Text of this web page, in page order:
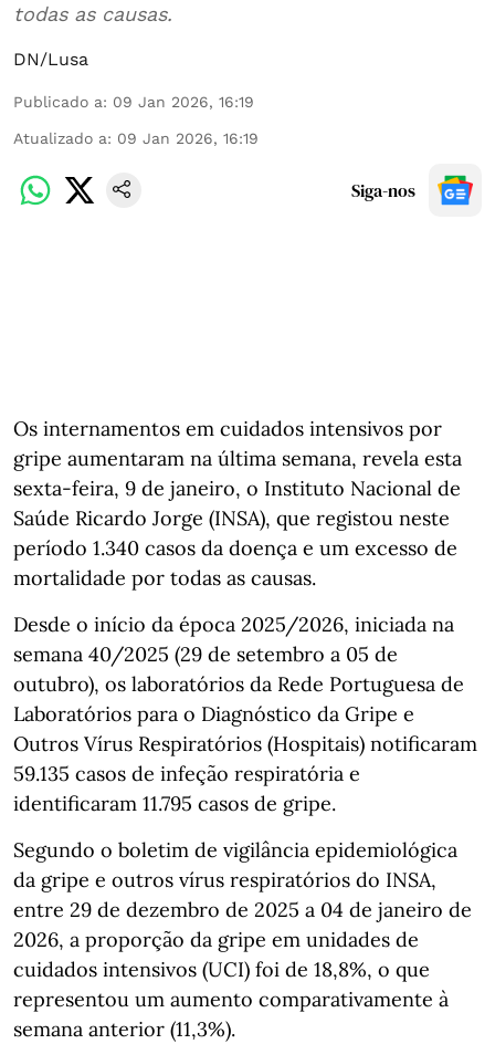
todas as causas.
DN/Lusa
Publicado a: 09 Jan 2026, 16:19
Atualizado a: 09 Jan 2026, 16:19
Siga-nos
Os internamentos em cuidados intensivos por
gripe aumentaram na última semana, revela esta
sexta-feira, 9 de janeiro, o Instituto Nacional de
Saúde Ricardo Jorge (INSA), que registou neste
período 1.340 casos da doença e um excesso de
mortalidade por todas as causas.
Desde o início da época 2025/2026, iniciada na
semana 40/2025 (29 de setembro a 05 de
outubro), os laboratórios da Rede Portuguesa de
Laboratórios para o Diagnóstico da Gripe e
Outros Vírus Respiratórios (Hospitais) notificaram
59.135 casos de infeção respiratória e
identificaram 11.795 casos de gripe.
Segundo o boletim de vigilância epidemiológica
da gripe e outros vírus respiratórios do INSA,
entre 29 de dezembro de 2025 a 04 de janeiro de
2026, a proporção da gripe em unidades de
cuidados intensivos (UCI) foi de 18,8%, o que
representou um aumento comparativamente à
semana anterior (11,3%).